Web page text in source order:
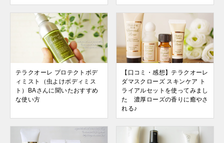
テラクオーレ プロテクトボデ
ィミスト（虫よけボディミス
ト）BAさんに聞いたおすすめ
な使い方
【口コミ・感想】テラクオーレ
ダマスクローズ スキンケア ト
ライアルセットを使ってみまし
た 濃厚ローズの香りに癒やさ
れる♪